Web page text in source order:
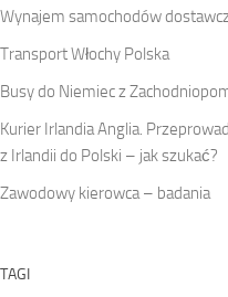
Wynajem samochodów
Transport Włochy Polska
Busy do Niemiec z
Kurier Irlandia Anglia.
z Irlandii do Polski – jak szukać?
Zawodowy kierowca – badania
TAGI